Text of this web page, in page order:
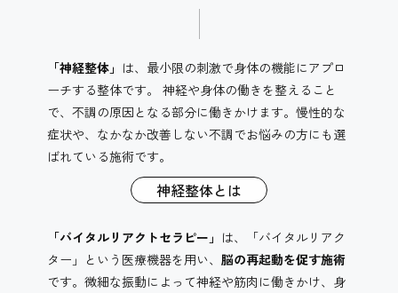
「神経整体」 は、最小限の刺激で身体の機能にアプロ
ーチする整体です。 神経や身体の働きを整えること
で、不調の原因となる部分に働きかけます。慢性的な
症状や、なかなか改善しない不調でお悩みの方にも選
ばれている施術です。
神経整体とは
「バイタルリアクトセラピー」 は、「バイタルリアク
ター」という医療機器を用い、 脳の再起動を促す施術
です。微細な振動によって神経や筋肉に働きかけ、身